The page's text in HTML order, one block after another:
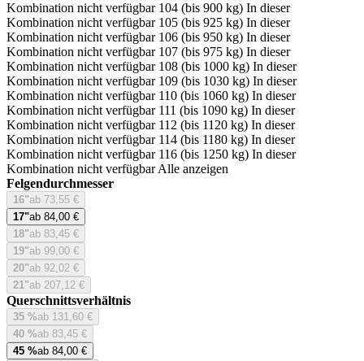
Kombination nicht verfügbar 104 (bis 900 kg) In dieser
Kombination nicht verfügbar 105 (bis 925 kg) In dieser
Kombination nicht verfügbar 106 (bis 950 kg) In dieser
Kombination nicht verfügbar 107 (bis 975 kg) In dieser
Kombination nicht verfügbar 108 (bis 1000 kg) In dieser
Kombination nicht verfügbar 109 (bis 1030 kg) In dieser
Kombination nicht verfügbar 110 (bis 1060 kg) In dieser
Kombination nicht verfügbar 111 (bis 1090 kg) In dieser
Kombination nicht verfügbar 112 (bis 1120 kg) In dieser
Kombination nicht verfügbar 114 (bis 1180 kg) In dieser
Kombination nicht verfügbar 116 (bis 1250 kg) In dieser
Kombination nicht verfügbar Alle anzeigen
Felgendurchmesser
16"ab 73,55 €
17"ab 84,00 €
18"ab 83,45 €
19"ab 99,00 €
20"ab 92,02 €
21"ab 207,12 €
Querschnittsverhältnis
35 %ab 131,60 €
40 %ab 83,45 €
45 %ab 84,00 €